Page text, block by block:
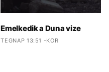
Emelkedik a Duna vize
TEGNAP 13:51 -KOR